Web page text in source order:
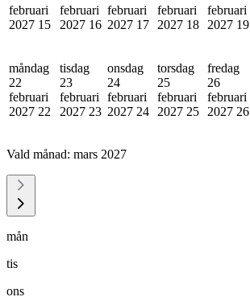
februari
2027 15
februari
2027 16
februari
2027 17
februari
2027 18
februari
2027 19
måndag
22
februari
2027 22
tisdag
23
februari
2027 23
onsdag
24
februari
2027 24
torsdag
25
februari
2027 25
fredag
26
februari
2027 26
Vald månad: mars 2027
mån
tis
ons